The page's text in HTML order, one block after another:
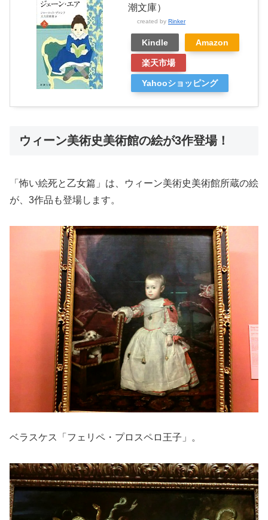
潮文庫）
created by Rinker
Kindle Amazon
楽天市場
Yahooショッピング
ウィーン美術史美術館の絵が3作登場！
「怖い絵死と乙女篇」は、ウィーン美術史美術館所蔵の絵
が、3作品も登場します。
ベラスケス「フェリペ・プロスペロ王子」。